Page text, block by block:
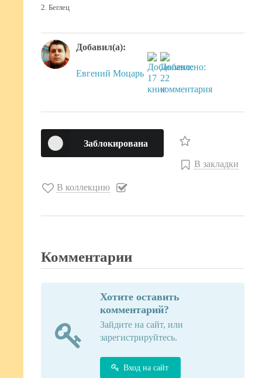
2. Беглец
Добавил(а):
Евгений Моцарь
Заблокирована
В закладки
В коллекцию
Комментарии
Хотите оставить
комментарий?
Зайдите на сайт, или
зарегистрируйтесь.
Вход на сайт